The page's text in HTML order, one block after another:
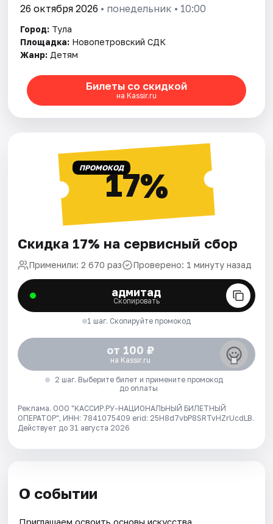
26 октября 2026 • понедельник • 10:00
Город: Тула
Площадка: Новопетровский СДК
Жанр: Детям
Билеты со скидкой
на Kassir.ru
ПРОМОКОД17%
Скидка 17% на сервисный сбор
Применили: 2 670 раз Проверено: 1 минуту назад
адмитад
Скопировать
1 шаг. Скопируйте промокод
от 100 ₽
на Kassir.ru
2 шаг. Выберите билет и примените промокод
до оплаты
Реклама. ООО "КАССИР.РУ-НАЦИОНАЛЬНЫЙ БИЛЕТНЫЙ
ОПЕРАТОР", ИНН: 7841075409 erid: 25H8d7vbP8SRTvHZrUcdLB.
Действует до 31 августа 2026
О событии
Приглашаем освоить основы искусства